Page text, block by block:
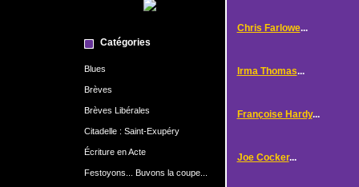
Catégories
Blues
Brèves
Brèves Libérales
Citadelle : Saint-Exupéry
Écriture en Acte
Festoyons... Buvons la coupe...
Chris Farlowe...
Irma Thomas...
Françoise Hardy...
Joe Cocker...